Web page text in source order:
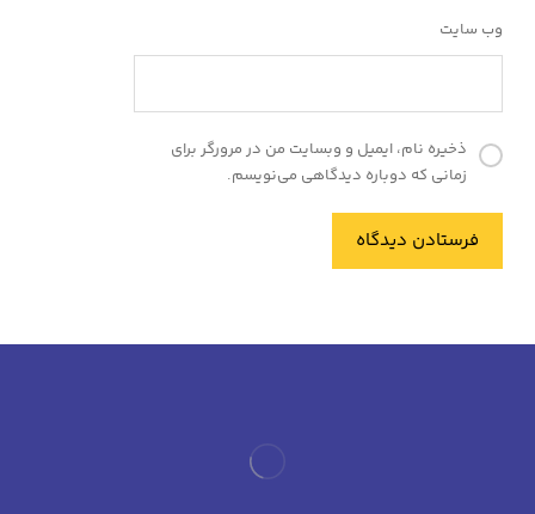
وب‌ سایت
ذخیره نام، ایمیل و وبسایت من در مرورگر برای
زمانی که دوباره دیدگاهی می‌نویسم.
فرستادن دیدگاه